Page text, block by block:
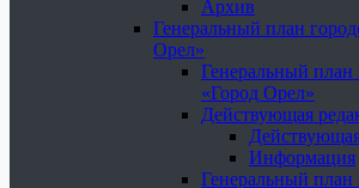
Архив
Генеральный план
Орел»
Генеральный план
«Город Орел»
Действующая
Информация
Генеральный план